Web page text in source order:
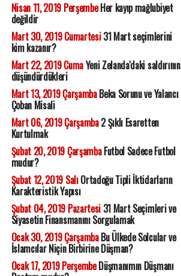
Nisan 11, 2019 PerşembeHer kayıp mağlubiyet
değildir
Mart 30, 2019 Cumartesi31 Mart seçimlerini
kim kazanır?
Mart 22, 2019 CumaYeni Zelanda'daki saldırının
düşündürdükleri
Mart 13, 2019 ÇarşambaBeka Sorunu ve Yalancı
Çoban Misali
Mart 06, 2019 Çarşamba2 Şıklı Esaretten
Kurtulmak
Şubat 20, 2019 ÇarşambaFutbol Sadece Futbol
mudur?
Şubat 12, 2019 SalıOrtadoğu Tipli İktidarların
Karakteristik Yapısı
Şubat 04, 2019 Pazartesi31 Mart Seçimleri ve
Siyasetin Finansmanını Sorgulamak
Ocak 30, 2019 ÇarşambaBu Ülkede Solcular ve
İslamcılar Niçin Birbirine Düşman?
Ocak 17, 2019 PerşembeDüşmanımın Düşmanı